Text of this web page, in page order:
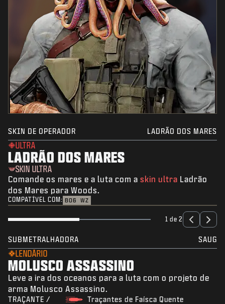
SKIN DE OPERADOR LADRÃO DOS MARES
ULTRA
LADRÃO DOS MARES
SKIN ULTRA
Comande os mares e a luta com a skin ultra Ladrão
dos Mares para Woods.
COMPATÍVEL COM: BO6 WZ
1 de 2
SUBMETRALHADORA SAUG
LENDÁRIO
MOLUSCO ASSASSINO
Leve a ira dos oceanos para a luta com o projeto de
arma Molusco Assassino.
TRAÇANTE /
Traçantes de Faísca Quente